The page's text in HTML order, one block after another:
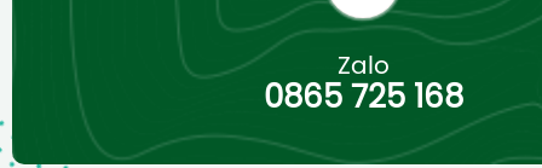
Zalo
0865 725 168